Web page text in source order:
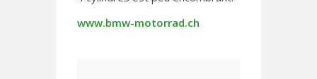
www.bmw-motorrad.ch